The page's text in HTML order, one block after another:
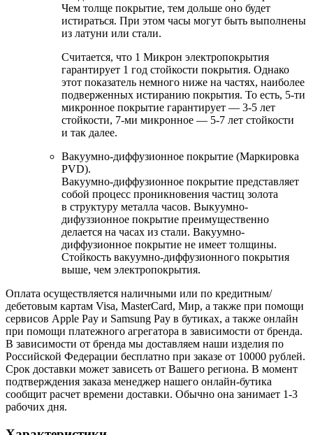
Чем толще покрытие, тем дольше оно будет
истираться. При этом часы могут быть выполнены
из латуни или стали.
Считается, что 1 Микрон электропокрытия
гарантирует 1 год стойкости покрытия. Однако
этот показатель немного ниже на частях, наиболее
подверженных истиранию покрытия. То есть, 5-ти
микронное покрытие гарантирует — 3-5 лет
стойкости, 7-ми микронное — 5-7 лет стойкости
и так далее.
Вакуумно-диффузионное покрытие (Маркировка
PVD).
Вакуумно-диффузионное покрытие представляет
собой процесс проникновения частиц золота
в структуру металла часов. Выкуумно-
дифуззионное покрытие преимущественно
делается на часах из стали. Вакуумно-
диффузионное покрытие не имеет толщины.
Стойкость вакуумно-диффузионного покрытия
выше, чем электропокрытия.
Оплата осуществляется наличными или по кредитным/
дебетовым картам Visa, MasterCard, Мир, а также при помощи
сервисов Apple Pay и Samsung Pay в бутиках, а также онлайн
при помощи платежного агрегатора в зависимости от бренда.
В зависимости от бренда мы доставляем наши изделия по
Российской Федерации бесплатно при заказе от 10000 рублей.
Срок доставки может зависеть от Вашего региона. В момент
подтверждения заказа менеджер нашего онлайн-бутика
сообщит расчет времени доставки. Обычно она занимает 1-3
рабочих дня.